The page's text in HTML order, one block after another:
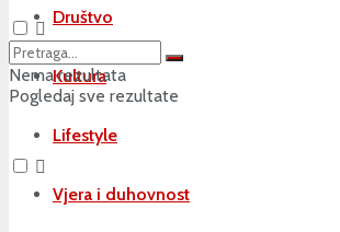
Društvo
Kultura
Lifestyle
Vjera i duhovnost
Nema rezultata
Pogledaj sve rezultate